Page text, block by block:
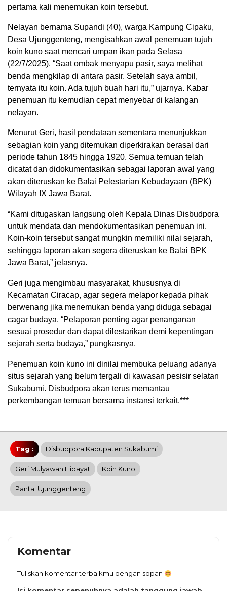
pertama kali menemukan koin tersebut.
Nelayan bernama Supandi (40), warga Kampung Cipaku,
Desa Ujunggenteng, mengisahkan awal penemuan tujuh
koin kuno saat mencari umpan ikan pada Selasa
(22/7/2025). “Saat ombak menyapu pasir, saya melihat
benda mengkilap di antara pasir. Setelah saya ambil,
ternyata itu koin. Ada tujuh buah hari itu,” ujarnya. Kabar
penemuan itu kemudian cepat menyebar di kalangan
nelayan.
Menurut Geri, hasil pendataan sementara menunjukkan
sebagian koin yang ditemukan diperkirakan berasal dari
periode tahun 1845 hingga 1920. Semua temuan telah
dicatat dan didokumentasikan sebagai laporan awal yang
akan diteruskan ke Balai Pelestarian Kebudayaan (BPK)
Wilayah IX Jawa Barat.
“Kami ditugaskan langsung oleh Kepala Dinas Disbudpora
untuk mendata dan mendokumentasikan penemuan ini.
Koin-koin tersebut sangat mungkin memiliki nilai sejarah,
sehingga laporan akan segera diteruskan ke Balai BPK
Jawa Barat,” jelasnya.
Geri juga mengimbau masyarakat, khususnya di
Kecamatan Ciracap, agar segera melapor kepada pihak
berwenang jika menemukan benda yang diduga sebagai
cagar budaya. “Pelaporan penting agar penanganan
sesuai prosedur dan dapat dilestarikan demi kepentingan
sejarah serta budaya,” pungkasnya.
Penemuan koin kuno ini dinilai membuka peluang adanya
situs sejarah yang belum tergali di kawasan pesisir selatan
Sukabumi. Disbudpora akan terus memantau
perkembangan temuan bersama instansi terkait.***
Tag : Disbudpora Kabupaten Sukabumi
Geri Mulyawan Hidayat Koin Kuno
Pantai Ujunggenteng
Komentar
Tuliskan komentar terbaikmu dengan sopan